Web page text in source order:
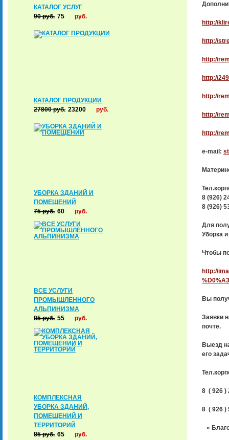
http://
http://
http://
http://
http://
http://
http://
e-mail:
8 (926)
8 (926)
Для
Уборка
Чтобы
http://
Вы
Заявки
почте.
Выезд
его
8 ( 926 )
8 ( 926 )
«
КАТАЛОГ УСЛУГ
90руб. 75 руб.
КАТАЛОГ ПРОДУКЦИИ
27800руб. 23200 руб.
УБОРКА ЗДАНИЙ И
ПОМЕЩЕНИЙ
75руб. 60 руб.
ВСЕ УСЛУГИ
ПРОМЫШЛЕННОГО
АЛЬПИНИЗМА
85руб. 55 руб.
КОМПЛЕКСНАЯ
УБОРКА ЗДАНИЙ,
ПОМЕЩЕНИЙ И
ТЕРРИТОРИЙ
85руб. 65 руб.